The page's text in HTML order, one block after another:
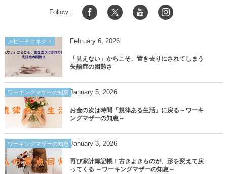
Follow :
スピーチコネクト February 6, 2026
「見えない」からこそ、置き去りにされてしまう
失語症の困難さ
ワーキングマザーの知恵 January 5, 2026
お金の次は時間「規律ある生活」に戻る～ワーキ
ングマザーの知恵～
ワーキングマザーの知恵 January 3, 2026
再び家計簿記帳！古きよきものが、形を変えて戻
ってくる ～ワーキングマザーの知恵～